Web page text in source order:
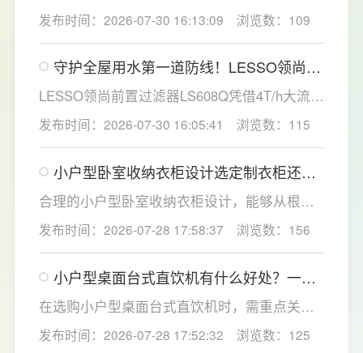
系统与稀土厚膜即热技术，为家庭直饮水场景
提供了一套兼具净化效率与使用灵活性的解决
方案。
发布时间：2026-07-30 16:13:09 浏览数：109
守护全屋用水第一道防线！LESSO领尚前
置过滤器重塑家庭净水新标准
LESSO领尚前置过滤器LS608Q凭借4T/h大流
量、40微米高效精滤、创新虹吸反冲洗技术及
智能水压监控四大核心优势，为家庭用水安全
提供了全方位的解决方案。
发布时间：2026-07-30 16:05:41 浏览数：115
小户型卧室收纳衣柜设计选定制衣柜还是
成品衣柜好？要注意什么？
合理的小户型卧室收纳衣柜设计，能够从根源
解决小户型卧室收纳难题，提升居家舒适感。
LESSO领尚深耕人居空间规划，针对小户型痛
点优化衣柜收纳结构，兼顾空间利用、环保品
质与全屋美学统一，打造实用美观的卧室收纳
方案，为小户型家庭打造整洁通透的休憩空
间。
发布时间：2026-07-28 17:58:37 浏览数：156
小户型桌面台式直饮机有什么好处？一文
了解台式直饮机选购全攻略
在选购小户型桌面台式直饮机时，需重点关注
过滤能力、节水性能、智能体验与安全配置，
更能适配小户型高频日常使用。首先优先选择
发布时间：2026-07-28 17:52:32 浏览数：125